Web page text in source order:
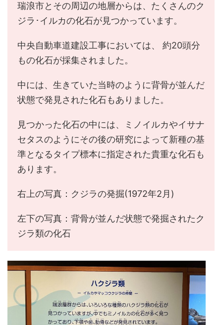
瑞浪市とその周辺の地層からは、たくさんのク
ジラ･イルカの化石が見つかっています。
中央自動車道建設工事においては、 約20頭分
もの化石が採集されました。
中には、生きていた当時のように背骨が並んだ
状態で発見された化石もありました。
見つかった化石の中には、ミノイルカやイサナ
セタスのようにその後の研究によって新種の基
準となるタイプ標本に指定された貴重な化石も
あります。
右上の写真：クジラの発掘(1972年2月)
左下の写真：背骨が並んだ状態で発掘されたク
ジラ類の化石